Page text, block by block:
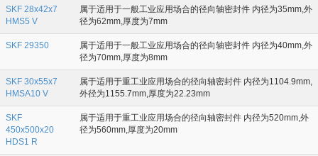
SKF 28x42x7
HMS5 V
属于适用于一般工业应用场合的径向轴密封件 内径为35mm,外
径为62mm,厚度为7mm
SKF 29350
属于适用于一般工业应用场合的径向轴密封件 内径为40mm,外
径为70mm,厚度为8mm
SKF 30x55x7
HMSA10 V
属于适用于重工业应用场合的径向轴密封件 内径为1104.9mm,
外径为1155.7mm,厚度为22.23mm
SKF
450x500x20
HDS1 R
属于适用于重工业应用场合的径向轴密封件 内径为520mm,外
径为560mm,厚度为20mm